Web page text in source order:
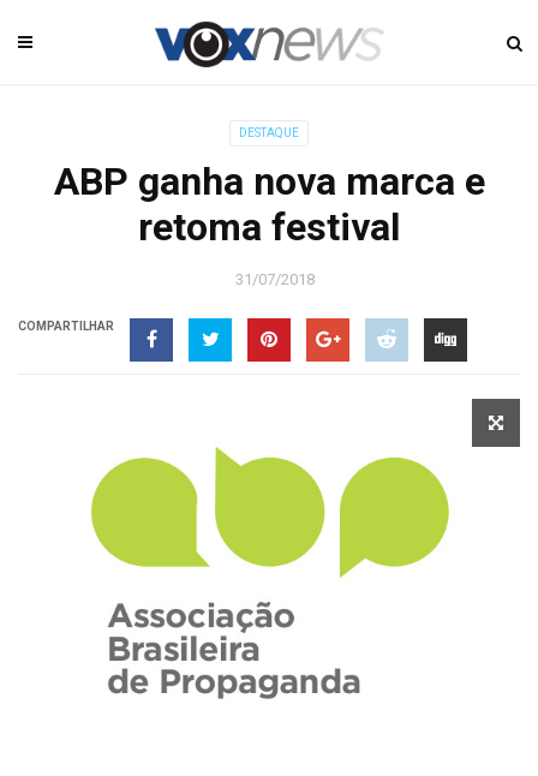
DESTAQUE
ABP ganha nova marca e
retoma festival
31/07/2018
COMPARTILHAR